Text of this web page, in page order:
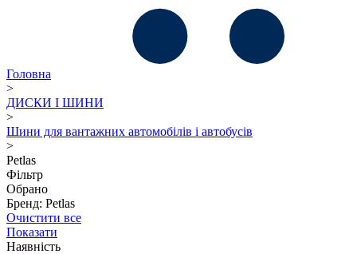
Головна
>
ДИСКИ І ШИНИ
>
Шини для вантажних автомобілів і автобусів
>
Petlas
Фільтр
Обрано
Бренд: Petlas
Очистити все
Показати
Наявність